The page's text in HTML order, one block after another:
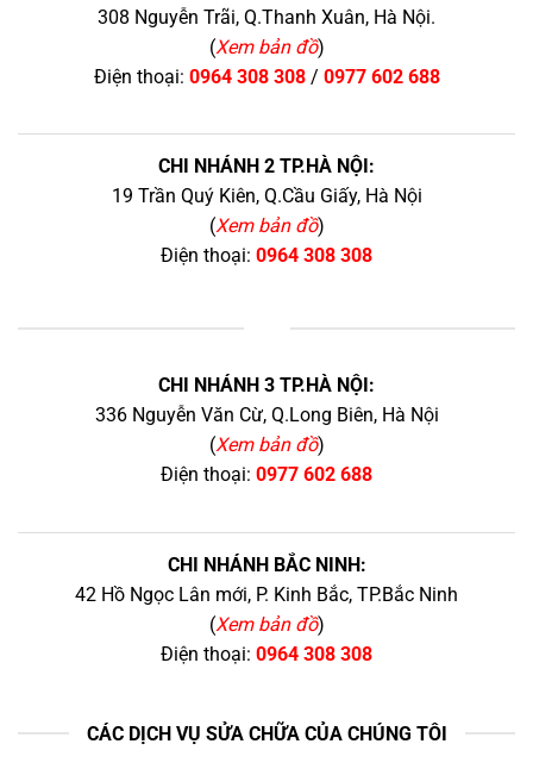
308 Nguyễn Trãi, Q.Thanh Xuân, Hà Nội.
(Xem bản đồ)
Điện thoại: 0964 308 308/ 0977 602 688
CHI NHÁNH 2 TP.HÀ NỘI:
19 Trần Quý Kiên, Q.Cầu Giấy, Hà Nội
(Xem bản đồ)
Điện thoại: 0964 308 308
CHI NHÁNH 3 TP.HÀ NỘI:
336 Nguyễn Văn Cừ, Q.Long Biên, Hà Nội
(Xem bản đồ)
Điện thoại: 0977 602 688
CHI NHÁNH BẮC NINH:
42 Hồ Ngọc Lân mới, P. Kinh Bắc, TP.Bắc Ninh
(Xem bản đồ)
Điện thoại: 0964 308 308
CÁC DỊCH VỤ SỬA CHỮA CỦA CHÚNG TÔI